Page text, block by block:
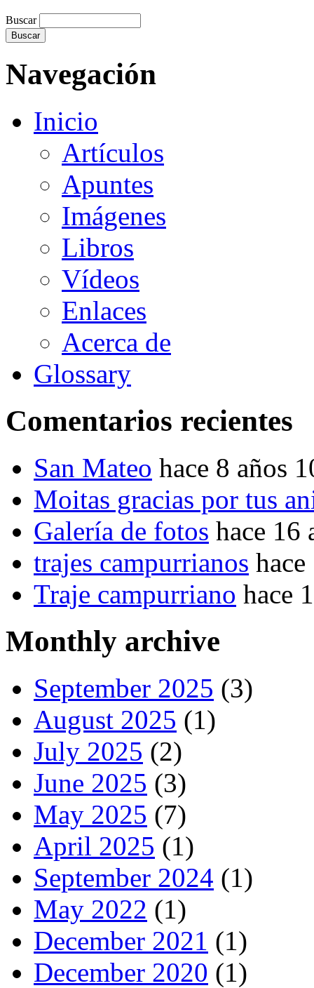
Buscar
Navegación
Inicio
Artículos
Apuntes
Imágenes
Libros
Vídeos
Enlaces
Acerca de
Glossary
Comentarios recientes
San Mateo hace 8 años
Moitas gracias por tus
Galería de fotos hace 16
trajes campurrianos
Traje campurriano hace
Monthly archive
September 2025 (3)
August 2025 (1)
July 2025 (2)
June 2025 (3)
May 2025 (7)
April 2025 (1)
September 2024 (1)
May 2022 (1)
December 2021 (1)
December 2020 (1)